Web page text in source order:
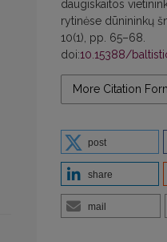
daugiskaitos
rytinėse dūnininkų
10(1), pp. 65–68.
doi:10.15388/
More Citation
post
share
mail